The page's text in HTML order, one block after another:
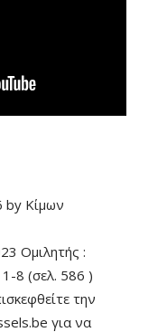
by Κίμων
Ομιλητής :
8 (σελ. 586 )
την
για να